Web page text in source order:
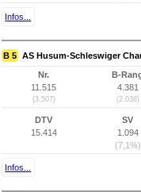
Infos...
B 5 AS Husum-Schleswiger
Nr.
11.515
(3.507)
B-
4.381
(2.038)
DTV
15.414
SV
1.094
(7,1%)
Infos...